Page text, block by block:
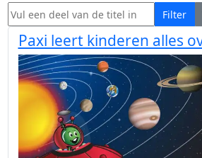
Vul een deel van de titel in Filter
Paxi leert kinderen alles